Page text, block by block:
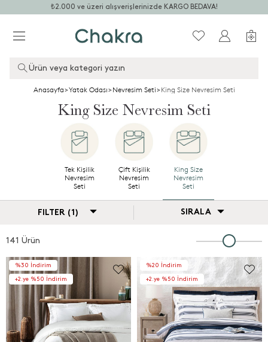
₺2.000 ve üzeri alışverişlerinizde KARGO BEDAVA!
Ürün veya kategori yazın
Anasayfa>Yatak Odası>Nevresim Seti>King Size Nevresim Seti
King Size Nevresim Seti
Tek Kişilik
Nevresim
Seti
Çift Kişilik
Nevresim
Seti
King Size
Nevresim
Seti
FILTER (1) SIRALA
141 Ürün
%30 İndirim
+2.ye %50 İndirim
%20 İndirim
+2.ye %50 İndirim